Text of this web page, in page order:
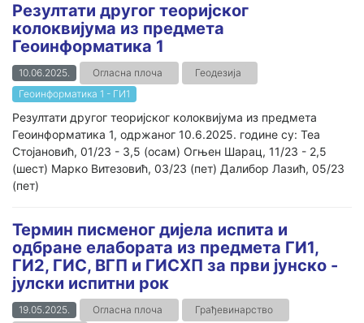
Резултати другог теоријског
колоквијума из предмета
Геоинформатика 1
10.06.2025. Огласна плоча
Геодезија
Геоинформатика 1 - ГИ1
Резултати другог теоријског колоквијума из предмета
Геоинформатика 1, одржаног 10.6.2025. године су: Теа
Стојановић, 01/23 - 3,5 (осам) Огњен Шарац, 11/23 - 2,5
(шест) Марко Витезовић, 03/23 (пет) Далибор Лазић, 05/23
(пет)
Термин писменог дијела испита и
одбране елабората из предмета ГИ1,
ГИ2, ГИС, ВГП и ГИСХП за први јунско -
јулски испитни рок
19.05.2025. Огласна плоча
Грађевинарство